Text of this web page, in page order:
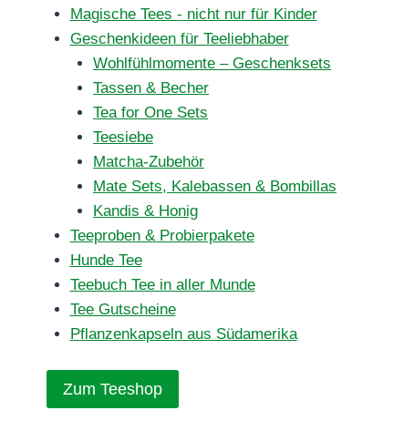
Magische Tees - nicht nur für Kinder
Geschenkideen für Teeliebhaber
Wohlfühlmomente – Geschenksets
Tassen & Becher
Tea for One Sets
Teesiebe
Matcha-Zubehör
Mate Sets, Kalebassen & Bombillas
Kandis & Honig
Teeproben & Probierpakete
Hunde Tee
Teebuch Tee in aller Munde
Tee Gutscheine
Pflanzenkapseln aus Südamerika
Zum Teeshop